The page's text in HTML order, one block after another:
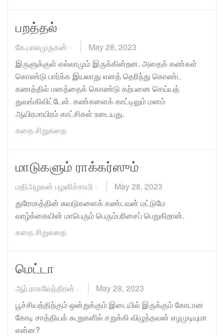
பறத்தல்
கே.பாலமுருகன் ·
May 28, 2023
இருளுக்குள் எல்லாமும் இருக்கின்றன. அதைக் கண்கள்
கொண்டு பார்க்க இயலாது எனத் தெரிந்து கொண்ட
கணத்தில் மனத்தைக் கொண்டு கற்பனை செய்யத்
துவங்கிவிட்டேன். கண்களைக் காட்டிலும் மனம்
ஆயிரமாயிரம் காட்சிகள் உடையது.
கதைசிறுகதை
மாடுகளும் ராக்கர்ஸும்
மதிஅழகன் பழனிச்சாமி ·
May 28, 2023
துரோகத்தின் சுவடுகளைக் கண்டவன் மட்டுமே
வாழ்க்கையின் மாபெரும் பெரும்பரிசைப் பெறுகிறான்.
கதைசிறுகதை
மெட்டா
ஆர்.ராகவேந்திரன் ·
May 28, 2023
பூச்சியத்திற்கும் ஒன்றுக்கும் இடையில் இருக்கும் கோடான
கோடி சாத்தியக் கூறுகளில் சறுக்கி விழுந்தவன் எழமுடியுமா
என்ன?